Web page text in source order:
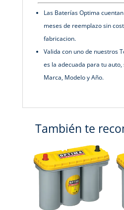
Las Baterías Optima
meses de reemplazo sin
fabricacion.
Valida con uno de nuestros
es la adecuada para tu
Marca, Modelo y Año.
También te